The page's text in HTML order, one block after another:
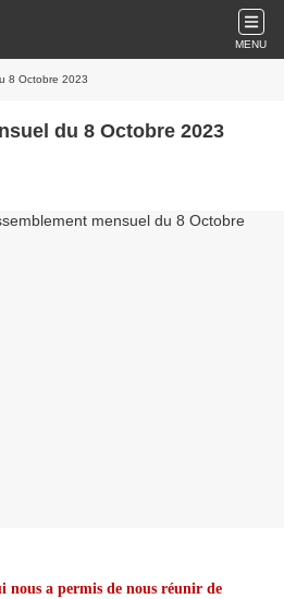
MENU
8 Octobre 2023
du 8 Octobre 2023
nous a permis de nous réunir de